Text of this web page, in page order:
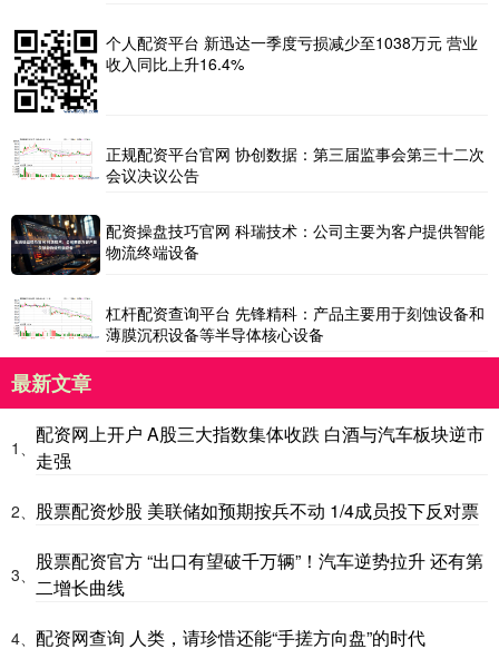
个人配资平台 新迅达一季度亏损减少至1038万元 营业
收入同比上升16.4%
正规配资平台官网 协创数据：第三届监事会第三十二次
会议决议公告
配资操盘技巧官网 科瑞技术：公司主要为客户提供智能
物流终端设备
杠杆配资查询平台 先锋精科：产品主要用于刻蚀设备和
薄膜沉积设备等半导体核心设备
最新文章
1、
配资网上开户 A股三大指数集体收跌 白酒与汽车板块逆市
走强
2、 股票配资炒股 美联储如预期按兵不动 1/4成员投下反对票
3、
股票配资官方 “出口有望破千万辆”！汽车逆势拉升 还有第
二增长曲线
4、 配资网查询 人类，请珍惜还能“手搓方向盘”的时代